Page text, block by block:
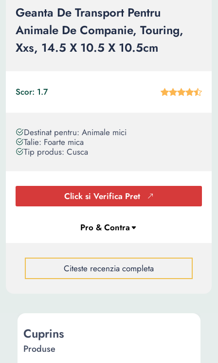
Geanta De Transport Pentru
Animale De Companie, Touring,
Xxs, 14.5 X 10.5 X 10.5cm
Scor: 1.7
Destinat pentru: Animale mici
Talie: Foarte mica
Tip produs: Cusca
Click si Verifica Pret
Citeste recenzia completa
Cuprins
Produse